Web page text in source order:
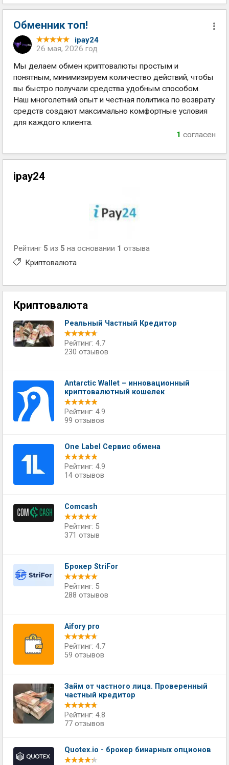
Обменник топ!
ipay24
26 мая, 2026 год
Мы делаем обмен криптовалюты простым и
понятным, минимизируем количество действий, чтобы
вы быстро получали средства удобным способом.
Наш многолетний опыт и честная политика по возврату
средств создают максимально комфортные условия
для каждого клиента.
1 согласен
ipay24
Рейтинг 5 из 5 на основании 1 отзыва
Криптовалюта
Криптовалюта
Реальный Частный Кредитор
Рейтинг: 4.7
230 отзывов
Antarctic Wallet – инновационный
криптовалютный кошелек
Рейтинг: 4.9
99 отзывов
One Label Сервис обмена
Рейтинг: 4.9
14 отзывов
Comcash
Рейтинг: 5
371 отзыв
Брокер StriFor
Рейтинг: 5
288 отзывов
Aifory pro
Рейтинг: 4.7
59 отзывов
Займ от частного лица. Проверенный
частный кредитор
Рейтинг: 4.8
77 отзывов
Quotex.io - брокер бинарных опционов